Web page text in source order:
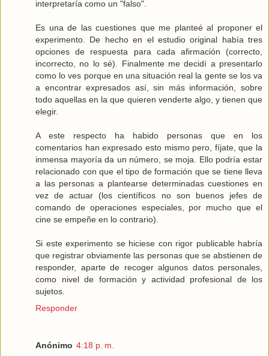
interpretaría como un "falso".
Es una de las cuestiones que me planteé al proponer el
experimento. De hecho en el estudio original había tres
opciones de respuesta para cada afirmación (correcto,
incorrecto, no lo sé). Finalmente me decidí a presentarlo
como lo ves porque en una situación real la gente se los va
a encontrar expresados así, sin más información, sobre
todo aquellas en la que quieren venderte algo, y tienen que
elegir.
A este respecto ha habido personas que en los
comentarios han expresado esto mismo pero, fíjate, que la
inmensa mayoría da un número, se moja. Ello podría estar
relacionado con que el tipo de formación que se tiene lleva
a las personas a plantearse determinadas cuestiones en
vez de actuar (los científicos no son buenos jefes de
comando de operaciones especiales, por mucho que el
cine se empeñe en lo contrario).
Si este experimento se hiciese con rigor publicable habría
que registrar obviamente las personas que se abstienen de
responder, aparte de recoger algunos datos personales,
como nivel de formación y actividad profesional de los
sujetos.
Responder
Anónimo 4:18 p. m.